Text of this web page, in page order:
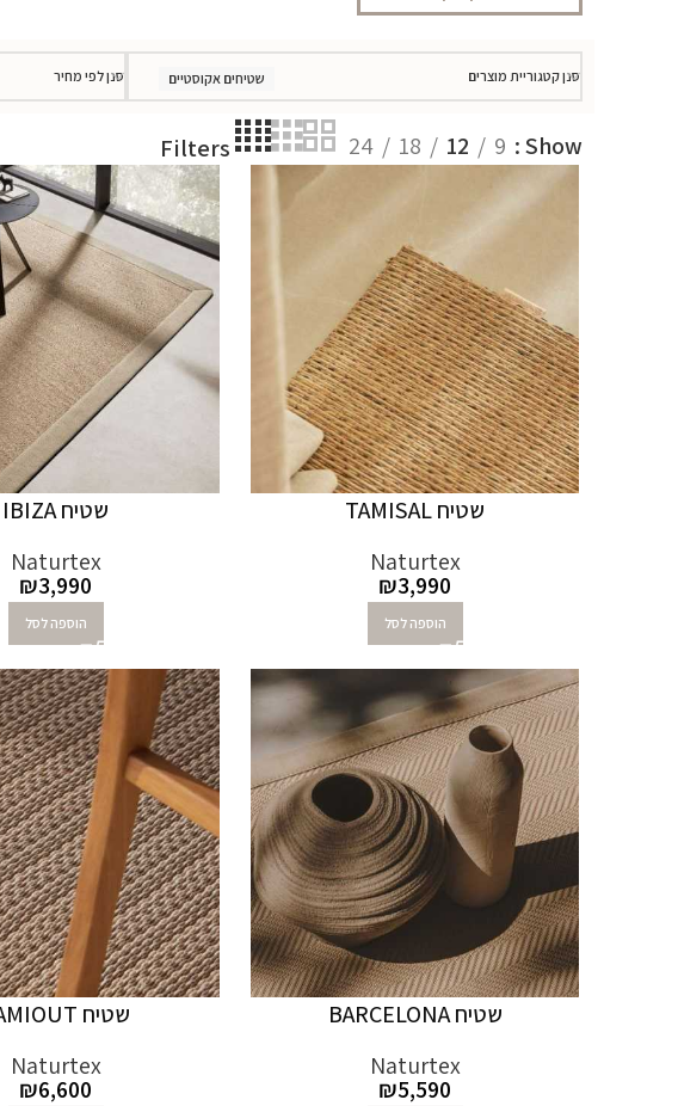
סנן קטגוריית מוצרים שטיחים אקוסטיים סנן לפי מחיר
Show
9
12
18
24
Filters
שטיח TAMISAL
Naturtex
₪3,990
הוספה לסל
שטיח IBIZA
Naturtex
₪3,990
הוספה לסל
שטיח BARCELONA
Naturtex
₪5,590
שטיח TAMIOUT
Naturtex
₪6,600